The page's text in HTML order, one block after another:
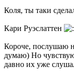
Коля, ты таки
Кари Руэслаттен
Короче, послушаю
думаю) Но
давно их уже